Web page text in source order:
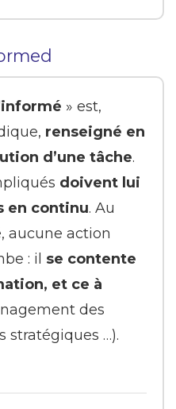
» est,
renseigné en
d’une tâche.
doivent lui
en continu. Au
aucune action
: il se contente
et ce à
des
stratégiques …).